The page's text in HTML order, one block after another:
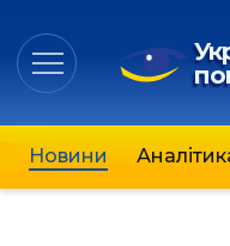
Новини